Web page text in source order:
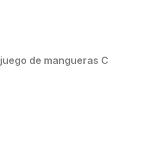
juego de mangueras C